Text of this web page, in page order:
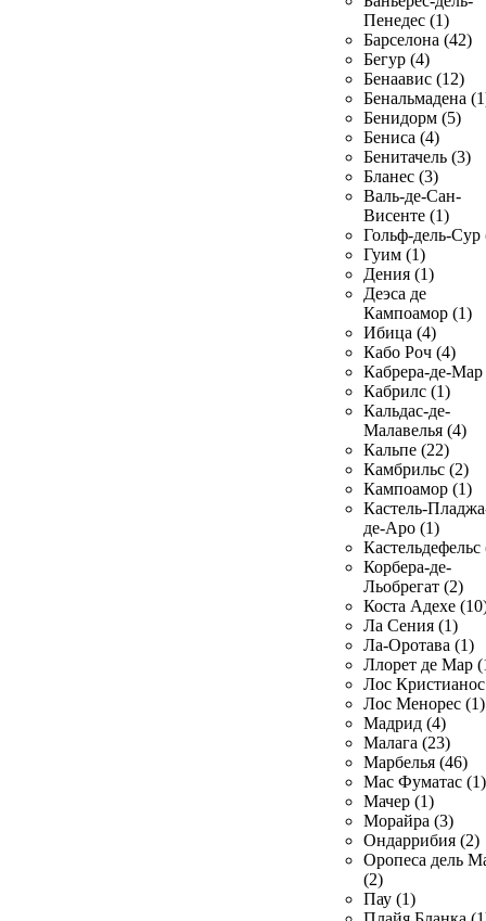
Пенедес (1)
Барселона (42)
Бегур (4)
Бенаавис (12)
Бенальмадена
Бенидорм (5)
Бениса (4)
Бенитачель (3)
Бланес (3)
Валь-де-Сан-
Висенте (1)
Гольф-дель-Сур
Гуим (1)
Дения (1)
Деэса де
Кампоамор (1)
Ибица (4)
Кабо Роч (4)
Кабрера-де-Мар
Кабрилс (1)
Кальдас-де-
Малавелья (4)
Кальпе (22)
Камбрильс (2)
Кампоамор (1)
Кастель-
де-Аро (1)
Кастельдефельс
Корбера-де-
Льобрегат (2)
Коста Адехе
Ла Сения (1)
Ла-Оротава (1)
Ллорет де Мар
Лос
Лос Менорес (1)
Мадрид (4)
Малага (23)
Марбелья (46)
Мас Фуматас (1)
Мачер (1)
Морайра (3)
Ондаррибия (2)
Оропеса дель
(2)
Пау (1)